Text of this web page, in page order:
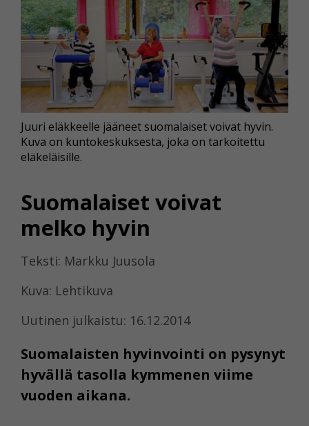
Suomalaiset voivat
melko hyvin
Teksti: Markku Juusola
Kuva: Lehtikuva
Uutinen julkaistu: 16.12.2014
Suomalaisten hyvinvointi on pysynyt
hyvällä tasolla kymmenen viime
vuoden aikana.
Juuri eläkkeelle jääneet suomalaiset voivat hyvin.
Kuva on kuntokeskuksesta, joka on tarkoitettu
eläkeläisille.